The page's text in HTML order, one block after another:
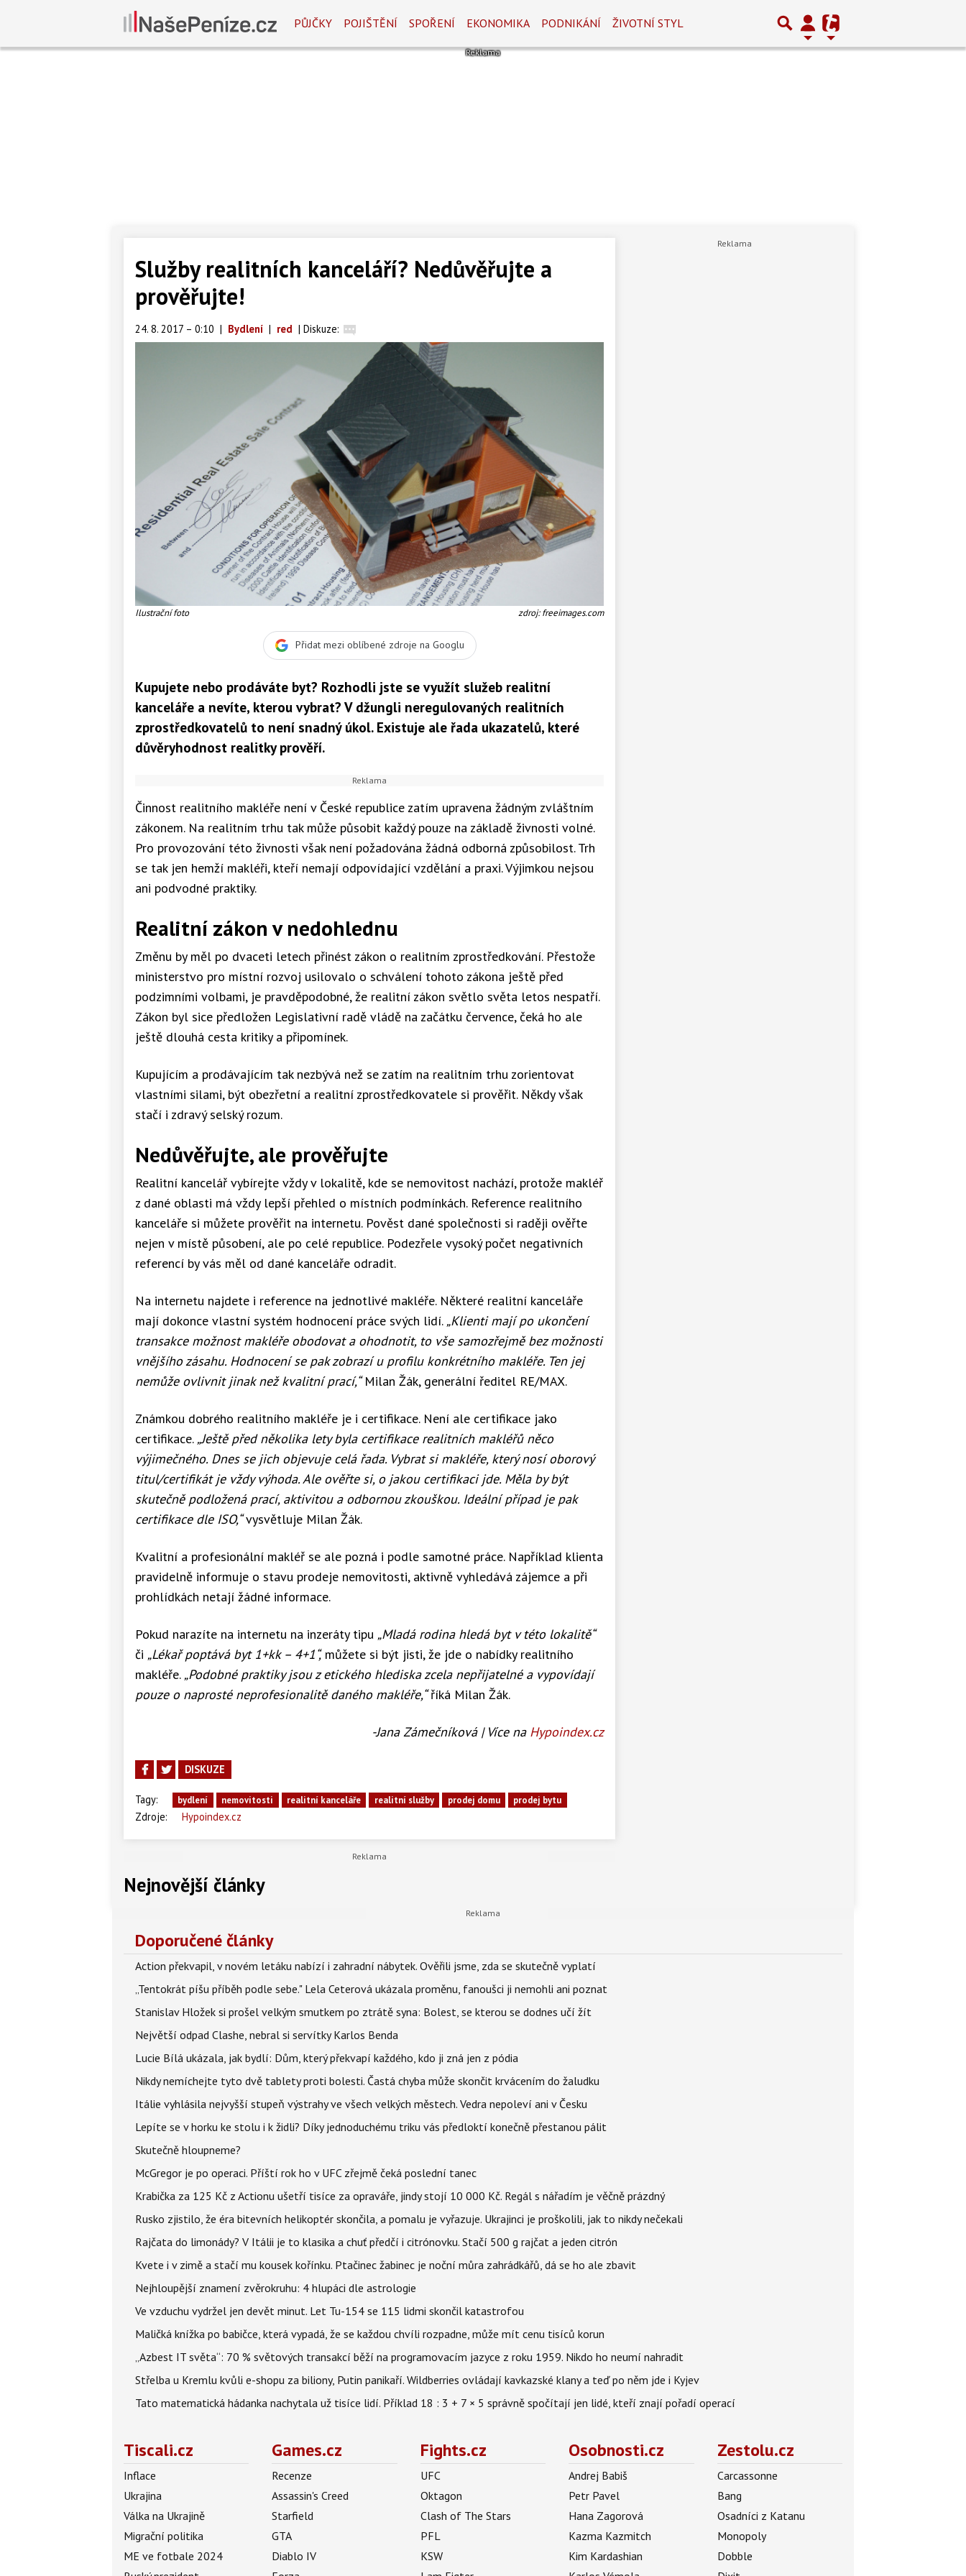
PŮJČKY POJIŠTĚNÍ SPOŘENÍ EKONOMIKA PODNIKÁNÍ ŽIVOTNÍ STYL
Služby realitních kanceláří? Nedůvěřujte a
prověřujte!
24. 8. 2017 – 0:10 | Bydlení | red | Diskuze:
Ilustrační foto zdroj: freeimages.com
Přidat mezi oblíbené zdroje na Googlu
Kupujete nebo prodáváte byt? Rozhodli jste se využít služeb realitní
kanceláře a nevíte, kterou vybrat? V džungli neregulovaných realitních
zprostředkovatelů to není snadný úkol. Existuje ale řada ukazatelů, které
důvěryhodnost realitky prověří.
Činnost realitního makléře není v České republice zatím upravena žádným zvláštním
zákonem. Na realitním trhu tak může působit každý pouze na základě živnosti volné.
Pro provozování této živnosti však není požadována žádná odborná způsobilost. Trh
se tak jen hemží makléři, kteří nemají odpovídající vzdělání a praxi. Výjimkou nejsou
ani podvodné praktiky.
Realitní zákon v nedohlednu
Změnu by měl po dvaceti letech přinést zákon o realitním zprostředkování. Přestože
ministerstvo pro místní rozvoj usilovalo o schválení tohoto zákona ještě před
podzimními volbami, je pravděpodobné, že realitní zákon světlo světa letos nespatří.
Zákon byl sice předložen Legislativní radě vládě na začátku července, čeká ho ale
ještě dlouhá cesta kritiky a připomínek.
Kupujícím a prodávajícím tak nezbývá než se zatím na realitním trhu zorientovat
vlastními silami, být obezřetní a realitní zprostředkovatele si prověřit. Někdy však
stačí i zdravý selský rozum.
Nedůvěřujte, ale prověřujte
Realitní kancelář vybírejte vždy v lokalitě, kde se nemovitost nachází, protože makléř
z dané oblasti má vždy lepší přehled o místních podmínkách. Reference realitního
kanceláře si můžete prověřit na internetu. Pověst dané společnosti si raději ověřte
nejen v místě působení, ale po celé republice. Podezřele vysoký počet negativních
referencí by vás měl od dané kanceláře odradit.
Na internetu najdete i reference na jednotlivé makléře. Některé realitní kanceláře
mají dokonce vlastní systém hodnocení práce svých lidí. „Klienti mají po ukončení
transakce možnost makléře obodovat a ohodnotit, to vše samozřejmě bez možnosti
vnějšího zásahu. Hodnocení se pak zobrazí u profilu konkrétního makléře. Ten jej
nemůže ovlivnit jinak než kvalitní prací,“Milan Žák, generální ředitel RE/MAX.
Známkou dobrého realitního makléře je i certifikace. Není ale certifikace jako
certifikace. „Ještě před několika lety byla certifikace realitních makléřů něco
výjimečného. Dnes se jich objevuje celá řada. Vybrat si makléře, který nosí oborový
titul/certifikát je vždy výhoda. Ale ověřte si, o jakou certifikaci jde. Měla by být
skutečně podložená prací, aktivitou a odbornou zkouškou. Ideální případ je pak
certifikace dle ISO,“vysvětluje Milan Žák.
Kvalitní a profesionální makléř se ale pozná i podle samotné práce. Například klienta
pravidelně informuje o stavu prodeje nemovitosti, aktivně vyhledává zájemce a při
prohlídkách netají žádné informace.
Pokud narazíte na internetu na inzeráty tipu „Mladá rodina hledá byt v této lokalitě“
či „Lékař poptává byt 1+kk – 4+1“,můžete si být jisti, že jde o nabídky realitního
makléře. „Podobné praktiky jsou z etického hlediska zcela nepřijatelné a vypovídají
pouze o naprosté neprofesionalitě daného makléře,“říká Milan Žák.
-Jana Zámečníková | Více na Hypoindex.cz
DISKUZE
Tagy: bydlení nemovitosti realitní kanceláře realitní služby prodej domu prodej bytu
Zdroje: Hypoindex.cz
Nejnovější články
Doporučené články
Action překvapil, v novém letáku nabízí i zahradní nábytek. Ověřili jsme, zda se skutečně vyplatí
„Tentokrát píšu příběh podle sebe." Lela Ceterová ukázala proměnu, fanoušci ji nemohli ani poznat
Stanislav Hložek si prošel velkým smutkem po ztrátě syna: Bolest, se kterou se dodnes učí žít
Největší odpad Clashe, nebral si servítky Karlos Benda
Lucie Bílá ukázala, jak bydlí: Dům, který překvapí každého, kdo ji zná jen z pódia
Nikdy nemíchejte tyto dvě tablety proti bolesti. Častá chyba může skončit krvácením do žaludku
Itálie vyhlásila nejvyšší stupeň výstrahy ve všech velkých městech. Vedra nepoleví ani v Česku
Lepíte se v horku ke stolu i k židli? Díky jednoduchému triku vás předloktí konečně přestanou pálit
Skutečně hloupneme?
McGregor je po operaci. Příští rok ho v UFC zřejmě čeká poslední tanec
Krabička za 125 Kč z Actionu ušetří tisíce za opraváře, jindy stojí 10 000 Kč. Regál s nářadím je věčně prázdný
Rusko zjistilo, že éra bitevních helikoptér skončila, a pomalu je vyřazuje. Ukrajinci je proškolili, jak to nikdy nečekali
Rajčata do limonády? V Itálii je to klasika a chuť předčí i citrónovku. Stačí 500 g rajčat a jeden citrón
Kvete i v zimě a stačí mu kousek kořínku. Ptačinec žabinec je noční můra zahrádkářů, dá se ho ale zbavit
Nejhloupější znamení zvěrokruhu: 4 hlupáci dle astrologie
Ve vzduchu vydržel jen devět minut. Let Tu-154 se 115 lidmi skončil katastrofou
Maličká knížka po babičce, která vypadá, že se každou chvíli rozpadne, může mít cenu tisíců korun
„Azbest IT světa“: 70 % světových transakcí běží na programovacím jazyce z roku 1959. Nikdo ho neumí nahradit
Střelba u Kremlu kvůli e-shopu za biliony, Putin panikaří. Wildberries ovládají kavkazské klany a teď po něm jde i Kyjev
Tato matematická hádanka nachytala už tisíce lidí. Příklad 18 : 3 + 7 × 5 správně spočítají jen lidé, kteří znají pořadí operací
Tiscali.cz
Inflace
Ukrajina
Válka na Ukrajině
Migrační politika
ME ve fotbale 2024
Games.cz
Recenze
Assassin's Creed
Starfield
GTA
Diablo IV
Fights.cz
UFC
Oktagon
Clash of The Stars
PFL
KSW
Osobnosti.cz
Andrej Babiš
Petr Pavel
Hana Zagorová
Kazma Kazmitch
Kim Kardashian
Zestolu.cz
Carcassonne
Bang
Osadníci z Katanu
Monopoly
Dobble